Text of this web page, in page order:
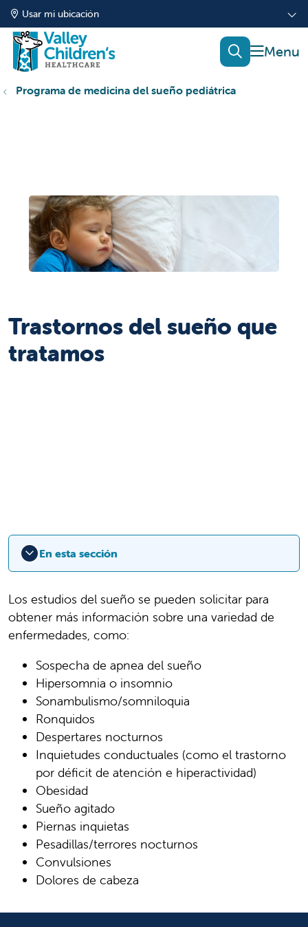
Usar mi ubicación
mostrar
buscar
Programa de medicina del sueño pediátrica
Trastornos del sueño que
tratamos
En esta sección
Los estudios del sueño se pueden solicitar para
obtener más información sobre una variedad de
enfermedades, como:
Sospecha de apnea del sueño
Hipersomnia o insomnio
Sonambulismo/somniloquia
Ronquidos
Despertares nocturnos
Inquietudes conductuales (como el trastorno
por déficit de atención e hiperactividad)
Obesidad
Sueño agitado
Piernas inquietas
Pesadillas/terrores nocturnos
Convulsiones
Dolores de cabeza